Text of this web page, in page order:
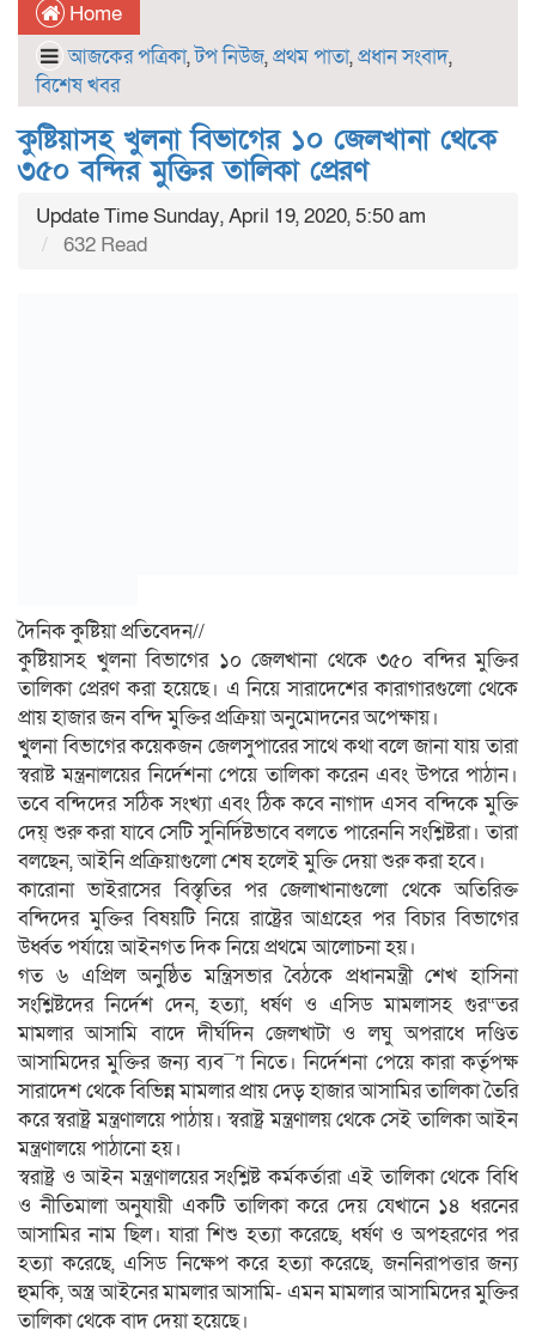
Home
আজকের পত্রিকা,টপ নিউজ,প্রথম পাতা,প্রধান সংবাদ,
বিশেষ খবর
কুষ্টিয়াসহ খুলনা বিভাগের ১০ জেলখানা থেকে
৩৫০ বন্দির মুক্তির তালিকা প্রেরণ
Update Time Sunday, April 19, 2020, 5:50 am
632 Read
দৈনিক কুষ্টিয়া প্রতিবেদন//
কুষ্টিয়াসহ খুলনা বিভাগের ১০ জেলখানা থেকে ৩৫০ বন্দির মুক্তির
তালিকা প্রেরণ করা হয়েছে। এ নিয়ে সারাদেশের কারাগারগুলো থেকে
প্রায় হাজার জন বন্দি মুক্তির প্রক্রিয়া অনুমোদনের অপেক্ষায়।
খুুলনা বিভাগের কয়েকজন জেলসুপারের সাথে কথা বলে জানা যায় তারা
স্বরাষ্ট মন্ত্রনালয়ের নির্দেশনা পেয়ে তালিকা করেন এবং উপরে পাঠান।
তবে বন্দিদের সঠিক সংখ্যা এবং ঠিক কবে নাগাদ এসব বন্দিকে মুক্তি
দেয়্ শুরু করা যাবে সেটি সুনির্দিষ্টভাবে বলতে পারেননি সংশ্লিষ্টরা। তারা
বলছেন, আইনি প্রক্রিয়াগুলো শেষ হলেই মুক্তি দেয়া শুরু করা হবে।
কারোনা ভাইরাসের বিস্তৃতির পর জেলাখানাগুলো থেকে অতিরিক্ত
বন্দিদের মুক্তির বিষয়টি নিয়ে রাষ্ট্রের আগ্রহের পর বিচার বিভাগের
উর্ধ্বত পর্যায়ে আইনগত দিক নিয়ে প্রথমে আলোচনা হয়।
গত ৬ এপ্রিল অনুষ্ঠিত মন্ত্রিসভার বৈঠকে প্রধানমন্ত্রী শেখ হাসিনা
সংশ্লিষ্টদের নির্দেশ দেন, হত্যা, ধর্ষণ ও এসিড মামলাসহ গুর“তর
মামলার আসামি বাদে দীর্ঘদিন জেলখাটা ও লঘু অপরাধে দণ্ডিত
আসামিদের মুক্তির জন্য ব্যব¯’া নিতে। নির্দেশনা পেয়ে কারা কর্তৃপক্ষ
সারাদেশ থেকে বিভিন্ন মামলার প্রায় দেড় হাজার আসামির তালিকা তৈরি
করে স্বরাষ্ট্র মন্ত্রণালয়ে পাঠায়। স্বরাষ্ট্র মন্ত্রণালয় থেকে সেই তালিকা আইন
মন্ত্রণালয়ে পাঠানো হয়।
স্বরাষ্ট্র ও আইন মন্ত্রণালয়ের সংশ্লিষ্ট কর্মকর্তারা এই তালিকা থেকে বিধি
ও নীতিমালা অনুযায়ী একটি তালিকা করে দেয় যেখানে ১৪ ধরনের
আসামির নাম ছিল। যারা শিশু হত্যা করেছে, ধর্ষণ ও অপহরণের পর
হত্যা করেছে, এসিড নিক্ষেপ করে হত্যা করেছে, জননিরাপত্তার জন্য
হুমকি, অস্ত্র আইনের মামলার আসামি- এমন মামলার আসামিদের মুক্তির
তালিকা থেকে বাদ দেয়া হয়েছে।